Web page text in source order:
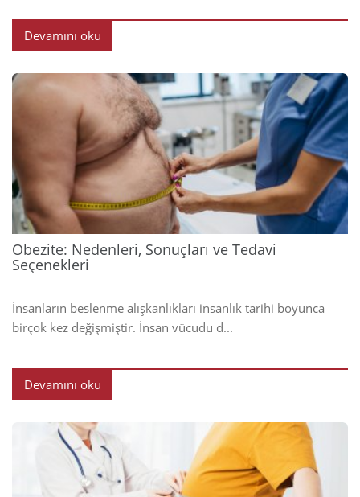
Devamını oku
2025
Obezite: Nedenleri, Sonuçları ve Tedavi
Seçenekleri
İnsanların beslenme alışkanlıkları insanlık tarihi boyunca
birçok kez değişmiştir. İnsan vücudu d...
Devamını oku